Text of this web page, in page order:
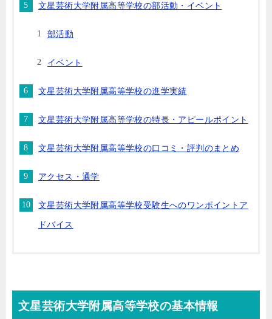
文星芸術大学附属高等学校の部活動・イベント
部活動
イベント
文星芸術大学附属高等学校の進学実績
文星芸術大学附属高等学校の特長・アピールポイント
文星芸術大学附属高等学校の口コミ・評判のまとめ
アクセス・通学
文星芸術大学附属高等学校受験生へのワンポイントア
ドバイス
文星芸術大学附属高等学校の基本情報